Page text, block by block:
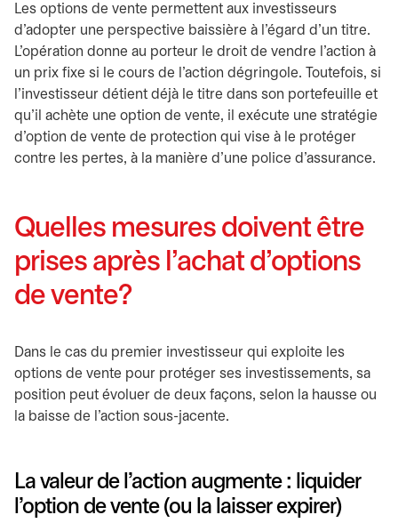
Les options de vente permettent aux investisseurs
d’adopter une perspective baissière à l’égard d’un titre.
L’opération donne au porteur le droit de vendre l’action à
un prix fixe si le cours de l’action dégringole. Toutefois, si
l’investisseur détient déjà le titre dans son portefeuille et
qu’il achète une option de vente, il exécute une stratégie
d’option de vente de protection qui vise à le protéger
contre les pertes, à la manière d’une police d’assurance.
Quelles mesures doivent être
prises après l’achat d’options
de vente?
Dans le cas du premier investisseur qui exploite les
options de vente pour protéger ses investissements, sa
position peut évoluer de deux façons, selon la hausse ou
la baisse de l’action sous-jacente.
La valeur de l’action augmente : liquider
l’option de vente (ou la laisser expirer)